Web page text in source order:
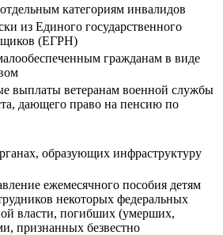
категориям инвалидов
из Единого государственного
(ЕГРН)
гражданам в виде
выплаты ветеранам военной службы
дающего право на пенсию по
образующих инфраструктуру
ежемесячного пособия детям
некоторых федеральных
власти, погибших (умерших,
признанных безвестно